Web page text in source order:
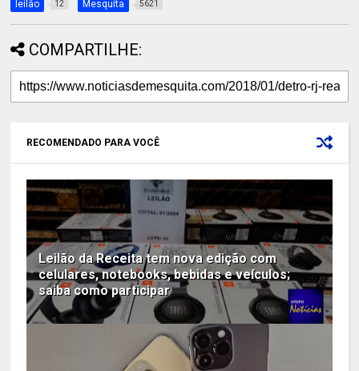
leilão 12 Mesquita 5621
COMPARTILHE:
RECOMENDADO PARA VOCÊ
Leilão da Receita tem nova edição com
celulares, notebooks, bebidas e veículos;
saiba como participar